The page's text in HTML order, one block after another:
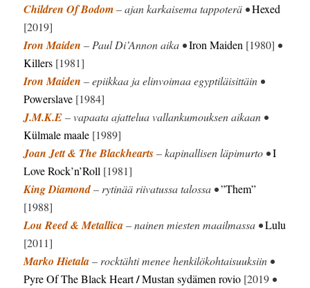
Children Of Bodom– ajan karkaisema tappoterä •Hexed
[2019]
Iron Maiden – Paul Di’Annon aika •Iron Maiden [1980] •
Killers [1981]
Iron Maiden – epiikkaa ja elinvoimaa egyptiläisittäin •
Powerslave [1984]
J.M.K.E– vapaata ajattelua vallankumouksen aikaan •
Külmale maale [1989]
Joan Jett & The Blackhearts– kapinallisen läpimurto •I
Love Rock’n’Roll [1981]
King Diamond– rytinää riivatussa talossa •”Them”
[1988]
Lou Reed & Metallica– nainen miesten maailmassa •Lulu
[2011]
Marko Hietala– rocktähti menee henkilökohtaisuuksiin •
Pyre Of The Black Heart/Mustan sydämen rovio [2019 •